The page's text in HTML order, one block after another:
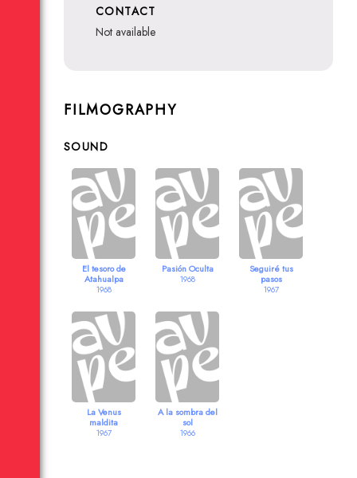
CONTACT
not available
FILMOGRAPHY
SOUND
El tesoro de
Atahualpa
1968
Pasión Oculta
1968
Seguiré tus
pasos
1967
La Venus
maldita
1967
A la sombra del
sol
1966